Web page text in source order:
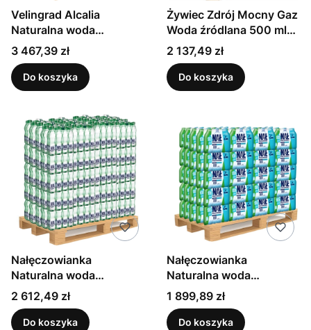
Velingrad Alcalia
Naturalna woda
mineralna niegazowana
500 ml Paleta x 1728
sztuk
Cena
3 467,39 zł
Do koszyka
Żywiec Zdrój Mocny Gaz
Woda źródlana 500 ml
Paleta x 1152 sztuk
Cena
2 137,49 zł
Do koszyka
Nałęczowianka
Naturalna woda
mineralna mocniejszy
gaz 0,5 l Paleta x 1386
sztuk
Cena
2 612,49 zł
Do koszyka
Nałęczowianka
Naturalna woda
mineralna niegazowana
1 l Paleta x 720 sztuk
Cena
1 899,89 zł
Do koszyka